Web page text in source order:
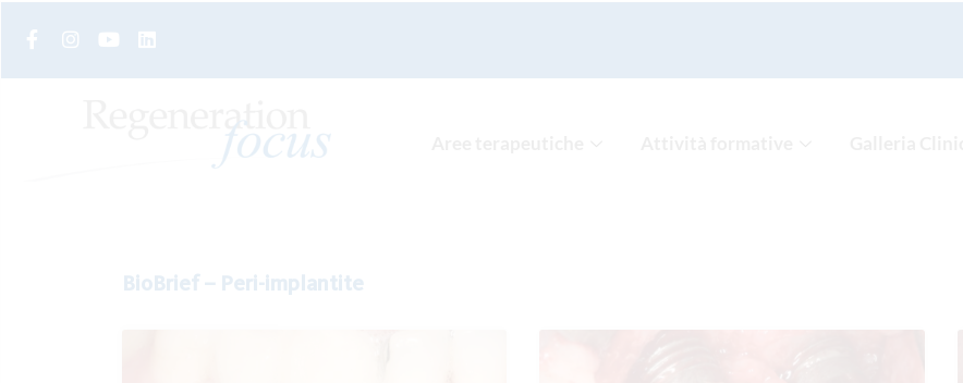
BioBrief – Peri-implantite